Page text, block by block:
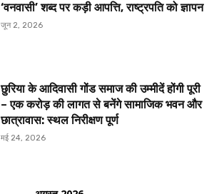
‘वनवासी’ शब्द पर कड़ी आपत्ति, राष्ट्रपति को ज्ञापन
जून 2, 2026
छुरिया के आदिवासी गोंड समाज की उम्मीदें होंगी पूरी
– एक करोड़ की लागत से बनेंगे सामाजिक भवन और
छात्रावास: स्थल निरीक्षण पूर्ण
मई 24, 2026